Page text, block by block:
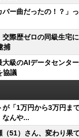
バー曲だったの！？」
交際歴ゼロの同級生宅
捕
大級のAIデータセン
協議
が「1万円から3万円ま
なんや...
（51）さん、変わり